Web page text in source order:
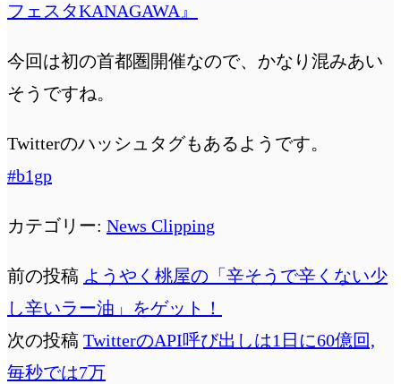
フェスタKANAGAWA』
今回は初の首都圏開催なので、かなり混みあい
そうですね。
Twitterのハッシュタグもあるようです。
#b1gp
カテゴリー: News Clipping
前の投稿 ようやく桃屋の「辛そうで辛くない少
し辛いラー油」をゲット！
次の投稿 TwitterのAPI呼び出しは1日に60億回,
毎秒では7万